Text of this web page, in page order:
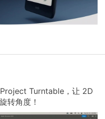
Project Turntable，让 2D
转角度！